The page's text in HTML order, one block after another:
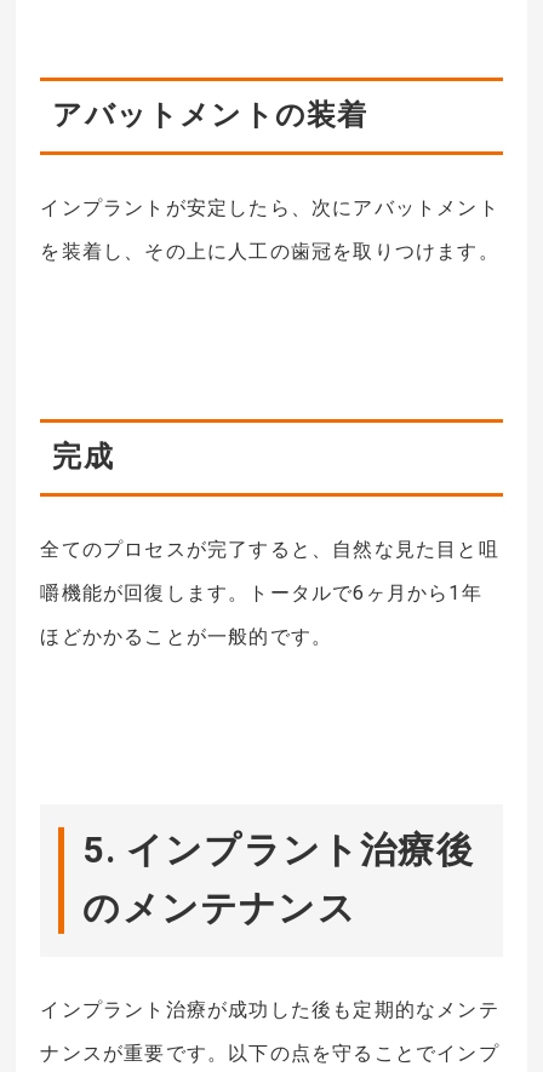
アバットメントの装着
インプラントが安定したら、次にアバットメント
を装着し、その上に人工の歯冠を取りつけます。
完成
全てのプロセスが完了すると、自然な見た目と咀
嚼機能が回復します。トータルで6ヶ月から1年
ほどかかることが一般的です。
5. インプラント治療後
のメンテナンス
インプラント治療が成功した後も定期的なメンテ
ナンスが重要です。以下の点を守ることでインプ